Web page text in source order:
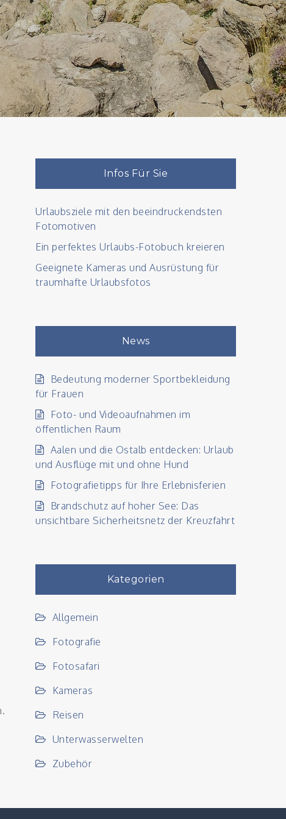
Infos Für Sie
Urlaubsziele mit den beeindruckendsten
Fotomotiven
Ein perfektes Urlaubs-Fotobuch kreieren
Geeignete Kameras und Ausrüstung für
traumhafte Urlaubsfotos
News
Bedeutung moderner Sportbekleidung
für Frauen
Foto- und Videoaufnahmen im
öffentlichen Raum
Aalen und die Ostalb entdecken: Urlaub
und Ausflüge mit und ohne Hund
Fotografietipps für Ihre Erlebnisferien
Brandschutz auf hoher See: Das
unsichtbare Sicherheitsnetz der Kreuzfahrt
Kategorien
Allgemein
Fotografie
Fotosafari
Kameras
Reisen
Unterwasserwelten
Zubehör